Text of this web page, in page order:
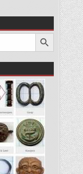
Zoekknop